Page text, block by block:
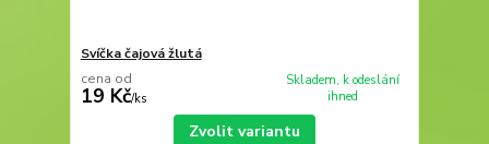
Svíčka čajová žlutá
cena od
19 Kč/ks
Skladem, k odeslání
ihned
Zvolit variantu